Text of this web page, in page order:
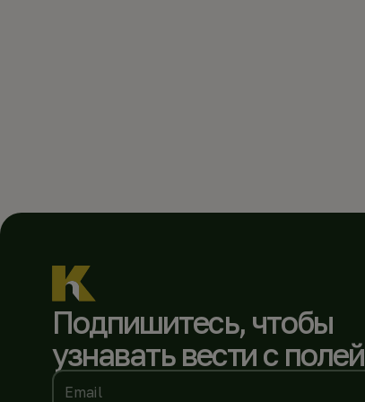
Подпишитесь, чтобы
узнавать вести с полей
Email